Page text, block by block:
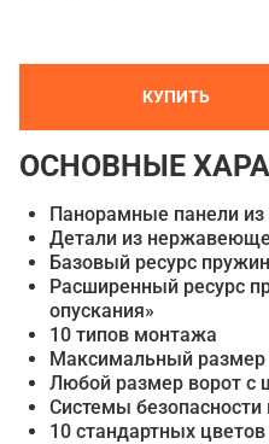
КУПИТЬ
ОСНОВНЫЕ
Панорамные панели
Детали из
Базовый ресурс
Расширенный ресурс
опускания»
10 типов монтажа
Максимальный размер
Любой размер ворот с
Системы
10 стандартных цветов